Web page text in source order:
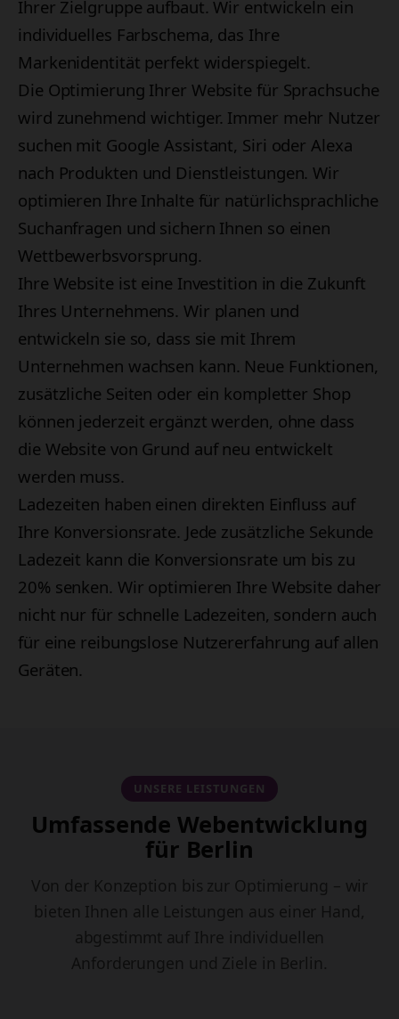
Ihrer Zielgruppe aufbaut. Wir entwickeln ein
individuelles Farbschema, das Ihre
Markenidentität perfekt widerspiegelt.
Die Optimierung Ihrer Website für Sprachsuche
wird zunehmend wichtiger. Immer mehr Nutzer
suchen mit Google Assistant, Siri oder Alexa
nach Produkten und Dienstleistungen. Wir
optimieren Ihre Inhalte für natürlichsprachliche
Suchanfragen und sichern Ihnen so einen
Wettbewerbsvorsprung.
Ihre Website ist eine Investition in die Zukunft
Ihres Unternehmens. Wir planen und
entwickeln sie so, dass sie mit Ihrem
Unternehmen wachsen kann. Neue Funktionen,
zusätzliche Seiten oder ein kompletter Shop
können jederzeit ergänzt werden, ohne dass
die Website von Grund auf neu entwickelt
werden muss.
Ladezeiten haben einen direkten Einfluss auf
Ihre Konversionsrate. Jede zusätzliche Sekunde
Ladezeit kann die Konversionsrate um bis zu
20% senken. Wir optimieren Ihre Website daher
nicht nur für schnelle Ladezeiten, sondern auch
für eine reibungslose Nutzererfahrung auf allen
Geräten.
UNSERE LEISTUNGEN
Umfassende Webentwicklung
für Berlin
Von der Konzeption bis zur Optimierung – wir
bieten Ihnen alle Leistungen aus einer Hand,
abgestimmt auf Ihre individuellen
Anforderungen und Ziele in Berlin.